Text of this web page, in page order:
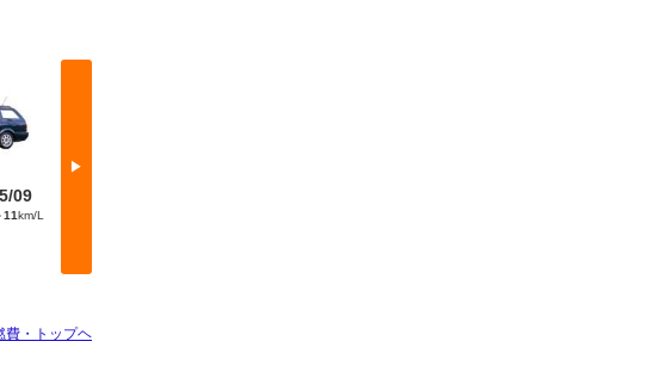
▶
09
11km/L
費・トップヘ